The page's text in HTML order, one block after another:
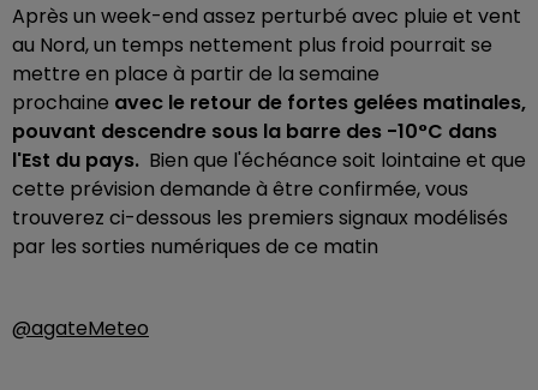
Après un week-end assez perturbé avec pluie et vent
au Nord, un temps nettement plus froid pourrait se
mettre en place à partir de la semaine
prochaine avec le retour de fortes gelées matinales,
pouvant descendre sous la barre des -10°C dans
l'Est du pays. Bien que l'échéance soit lointaine et que
cette prévision demande à être confirmée, vous
trouverez ci-dessous les premiers signaux modélisés
par les sorties numériques de ce matin
@agateMeteo